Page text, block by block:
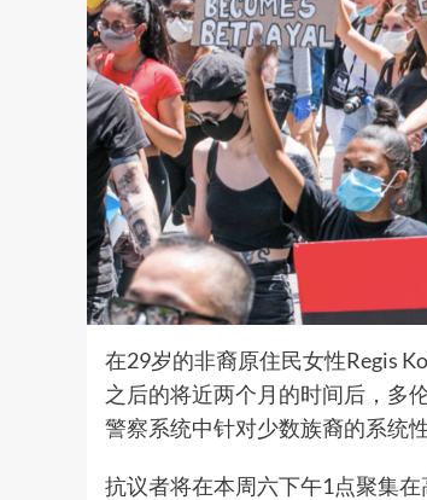
在29岁的非裔原住民女性Regis
之后的将近两个月的时间后，多
警察系统中针对少数族裔的系统
抗议者将在本周六下午1点聚集在